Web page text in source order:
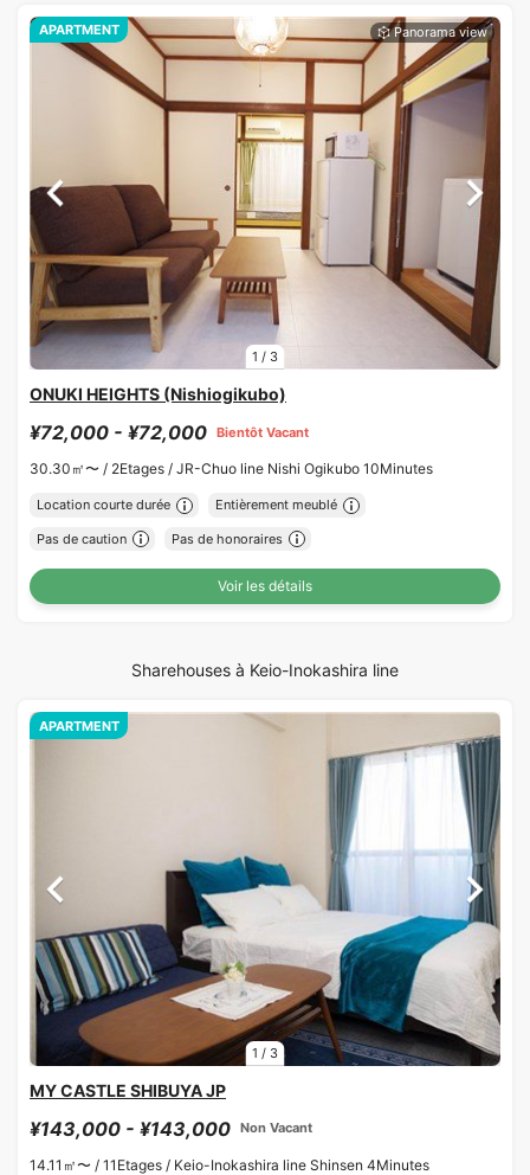
1 / 3
APARTMENT
ONUKI HEIGHTS (Nishiogikubo)
¥72,000 - ¥72,000 Bientôt Vacant
30.30㎡〜 / 2Etages / JR-Chuo line Nishi Ogikubo 10Minutes
Location courte durée Entièrement meublé
Pas de caution Pas de honoraires
Voir les détails
Sharehouses à Keio-Inokashira line
1 / 3
APARTMENT
MY CASTLE SHIBUYA JP
¥143,000 - ¥143,000 Non Vacant
14.11㎡〜 / 11Etages / Keio-Inokashira line Shinsen 4Minutes